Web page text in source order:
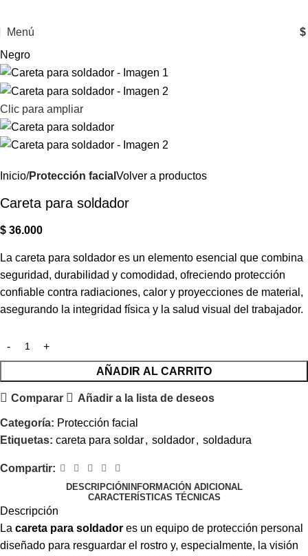
Menú $
Negro
Clic para ampliar
Inicio Protección facial Volver a productos
Careta para soldador
$ 36.000
La careta para soldador es un elemento esencial que combina
seguridad, durabilidad y comodidad, ofreciendo protección
confiable contra radiaciones, calor y proyecciones de material,
asegurando la integridad física y la salud visual del trabajador.
AÑADIR AL CARRITO
Comparar Añadir a la lista de deseos
Categoría: Protección facial
Etiquetas: careta para soldar, soldador, soldadura
Compartir:
DESCRIPCIÓN INFORMACIÓN ADICIONAL
CARACTERÍSTICAS TÉCNICAS
Descripción
La careta para soldador es un equipo de protección personal
diseñado para resguardar el rostro y, especialmente, la visión